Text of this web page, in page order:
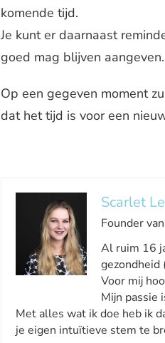
komende tijd.
Je kunt er daarnaast
goed mag blijven aangeven.
Op een gegeven moment
dat het tijd is voor een
Scarlet
Founder van
Al ruim 16
gezondheid
Voor mij
Mijn passie
Met alles wat ik doe heb ik
je eigen intuïtieve stem te